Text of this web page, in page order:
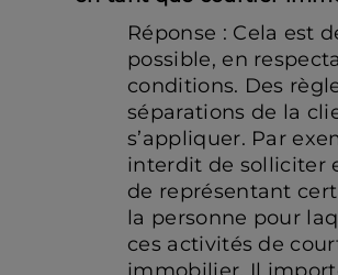
Réponse : Cela est
possible, en
conditions. Des
séparations de la
s’appliquer. Par
interdit de solliciter
de représentant
la personne pour
ces activités de